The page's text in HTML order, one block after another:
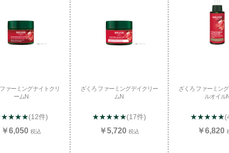
ァーミングナイトクリ
ームN
(12件)
￥6,050 税込
ざくろ ファーミングデイクリー
ムN
★★★★★(17件)
￥5,720 税込
ざくろ ファーミン
ルオイル
★★★★★
￥6,820